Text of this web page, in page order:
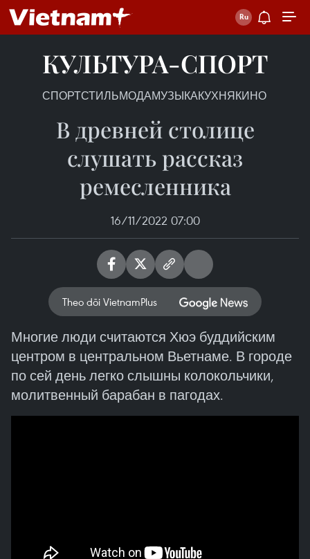
КУЛЬТУРА-СПОРТ
СПОРТСТИЛЬМОДАМУЗЫКАКУХНЯКИНО
В древней столице
слушать рассказ
ремесленника
16/11/2022 07:00
Theo dõi VietnamPlus
Многие люди считаются Хюэ буддийским
центром в центральном Вьетнаме. В городе
по сей день легко слышны колокольчики,
молитвенный барабан в пагодах.